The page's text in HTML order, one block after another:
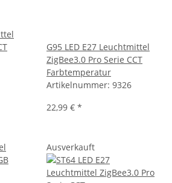
G95 LED E27 Leuchtmittel
ZigBee3.0 Pro Serie CCT
Farbtemperatur
Artikelnummer: 9326
22,99 € *
Ausverkauft